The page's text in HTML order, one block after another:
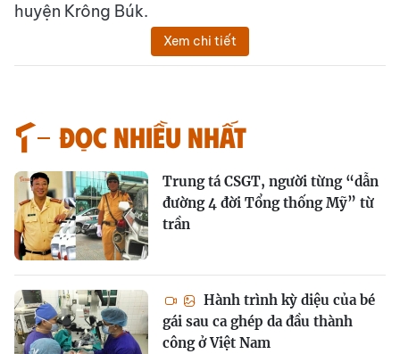
huyện Krông Búk.
Xem chi tiết
Đọc nhiều nhất
Trung tá CSGT, người từng “dẫn
đường 4 đời Tổng thống Mỹ” từ
trần
Hành trình kỳ diệu của bé
gái sau ca ghép da đầu thành
công ở Việt Nam